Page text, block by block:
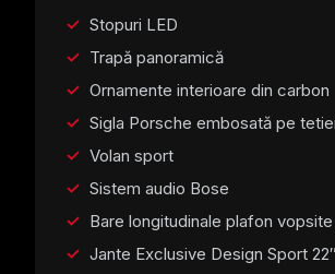
Stopuri LED
Trapă panoramică
Ornamente interioare din carbon
Sigla Porsche embosată pe
Volan sport
Sistem audio Bose
Bare longitudinale plafon
Jante Exclusive Design Sport 22″